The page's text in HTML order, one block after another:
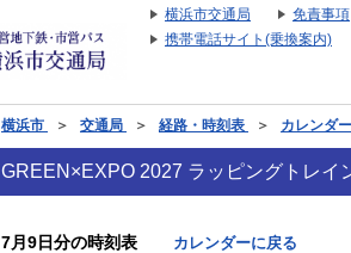
横浜市交通局 免責事項
携帯電話サイト(乗換案内)
横浜市 ＞ 交通局 ＞ 経路・時刻表 ＞ カレンダー
GREEN×EXPO 2027 ラッピングトレイ
7月9日分の時刻表 カレンダーに戻る